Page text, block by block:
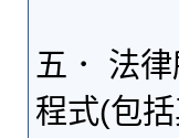
五． 法
程式(包